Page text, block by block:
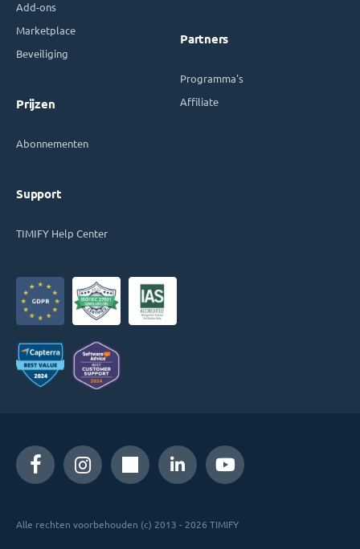
Add-ons
Marketplace
Beveiliging
Prijzen
Abonnementen
Support
TIMIFY Help Center
Partners
Programma's
Affiliate
Alle rechten voorbehouden (c) 2013 - 2026 TIMIFY